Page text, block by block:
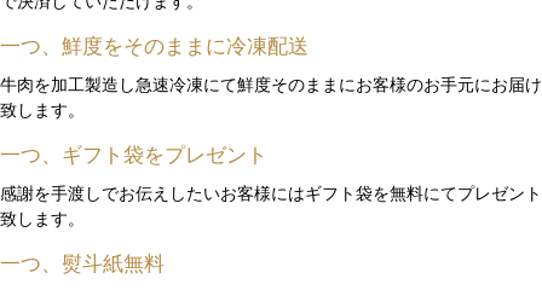
一つ、鮮度をそのままに冷凍配送
牛肉を加工製造し急速冷凍にて鮮度そのままにお客様のお手元にお届け
致します。
一つ、ギフト袋をプレゼント
感謝を手渡しでお伝えしたいお客様にはギフト袋を無料にてプレゼント
致します。
一つ、熨斗紙無料